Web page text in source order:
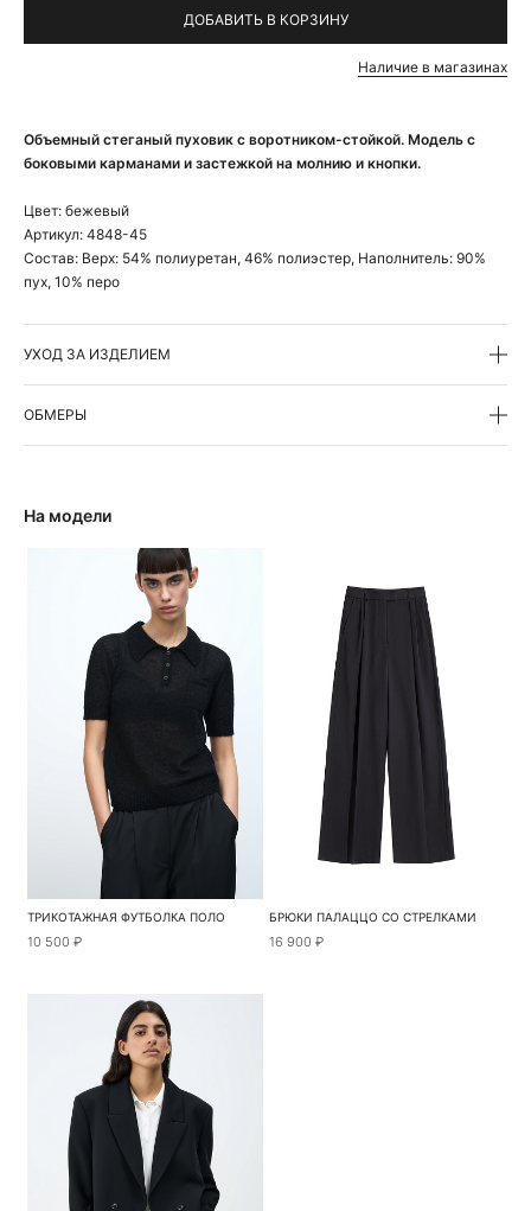
Объемный стеганый пуховик с воротником-стойкой. Модель с
боковыми карманами и застежкой на молнию и кнопки.
Цвет: бежевый
Артикул: 4848-45
Состав: Верх: 54% полиуретан, 46% полиэстер, Наполнитель: 90%
пух, 10% перо
УХОД ЗА ИЗДЕЛИЕМ
ОБМЕРЫ
ДОБАВИТЬ В КОРЗИНУ
Наличие в магазинах
На модели
ТРИКОТАЖНАЯ ФУТБОЛКА ПОЛО
10 500 ₽
БРЮКИ ПАЛАЦЦО СО СТРЕЛКАМИ
16 900 ₽